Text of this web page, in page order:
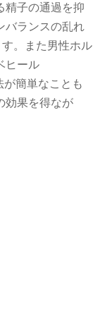
精子の通過を抑
バランスの乱れ
。また男性ホル
ヒール
が簡単なことも
効果を得なが